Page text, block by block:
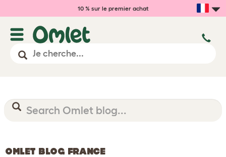
10 % sur le premier achat
OMLET BLOG FRANCE